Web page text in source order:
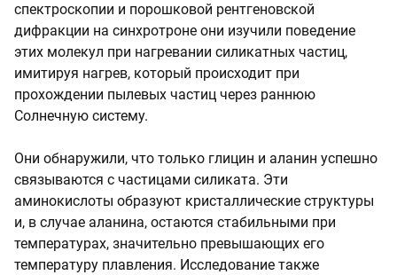
спектроскопии и порошковой рентгеновской
дифракции на синхротроне они изучили поведение
этих молекул при нагревании силикатных частиц,
имитируя нагрев, который происходит при
прохождении пылевых частиц через раннюю
Солнечную систему.
Они обнаружили, что только глицин и аланин успешно
связываются с частицами силиката. Эти
аминокислоты образуют кристаллические структуры
и, в случае аланина, остаются стабильными при
температурах, значительно превышающих его
температуру плавления. Исследование также